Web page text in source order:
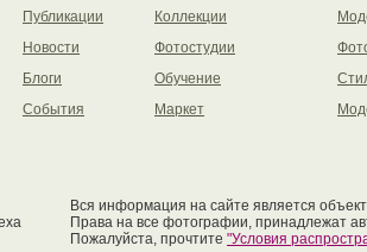
Публикации
Новости
Блоги
События
Коллекции
Фотостудии
Обучение
Маркет
Вся информация на сайте является
Права на все фотографии, принадлежат
Пожалуйста, прочтите "Условия